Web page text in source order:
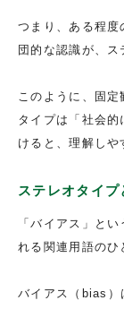
つまり、ある程度
団的な認識が、ス
このように、固
タイプは「社会
けると、理解しや
ステレオタイ
「バイアス」と
れる関連用語のひ
バイアス（bias）